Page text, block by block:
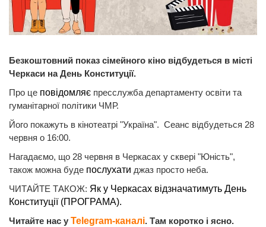
Безкоштовний показ сімейного кіно відбудеться в місті
Черкаси на День Конституції.
Про це повідомляє пресслужба департаменту освіти та
гуманітарної політики ЧМР.
Його покажуть в кінотеатрі "Україна". Сеанс відбудеться 28
червня о 16:00.
Нагадаємо, що 28 червня в Черкасах у сквері "Юність",
також можна буде послухати джаз просто неба.
ЧИТАЙТЕ ТАКОЖ: Як у Черкасах відзначатимуть День
Конституції (ПРОГРАМА).
Читайте нас у Telegram-каналі. Там коротко і ясно.